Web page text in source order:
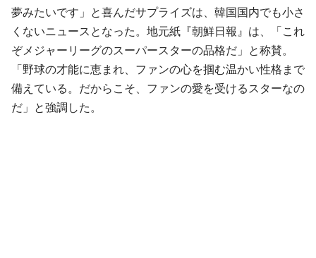
夢みたいです」と喜んだサプライズは、韓国国内でも小さ
くないニュースとなった。地元紙『朝鮮日報』は、「これ
ぞメジャーリーグのスーパースターの品格だ」と称賛。
「野球の才能に恵まれ、ファンの心を掴む温かい性格まで
備えている。だからこそ、ファンの愛を受けるスターなの
だ」と強調した。